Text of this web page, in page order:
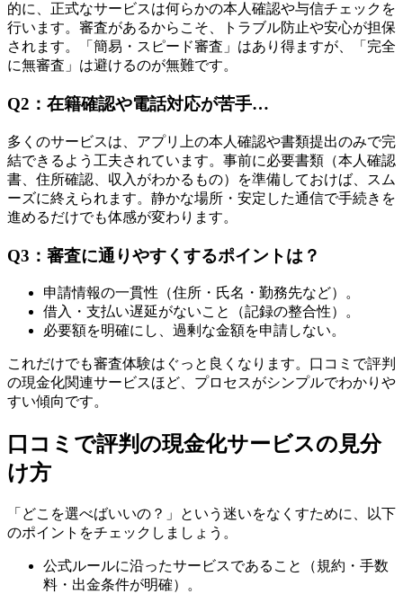
的に、正式なサービスは何らかの本人確認や与信チェックを
行います。審査があるからこそ、トラブル防止や安心が担保
されます。「簡易・スピード審査」はあり得ますが、「完全
に無審査」は避けるのが無難です。
Q2：在籍確認や電話対応が苦手…
多くのサービスは、アプリ上の本人確認や書類提出のみで完
結できるよう工夫されています。事前に必要書類（本人確認
書、住所確認、収入がわかるもの）を準備しておけば、スム
ーズに終えられます。静かな場所・安定した通信で手続きを
進めるだけでも体感が変わります。
Q3：審査に通りやすくするポイントは？
申請情報の一貫性（住所・氏名・勤務先など）。
借入・支払い遅延がないこと（記録の整合性）。
必要額を明確にし、過剰な金額を申請しない。
これだけでも審査体験はぐっと良くなります。口コミで評判
の現金化関連サービスほど、プロセスがシンプルでわかりや
すい傾向です。
口コミで評判の現金化サービスの見分
け方
「どこを選べばいいの？」という迷いをなくすために、以下
のポイントをチェックしましょう。
公式ルールに沿ったサービスであること（規約・手数
料・出金条件が明確）。